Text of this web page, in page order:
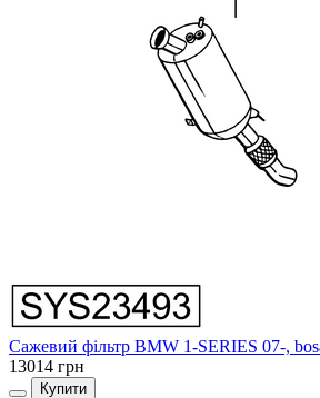
Сажевий фільтр BMW 1-SERIES 07-,
13014 грн
Купити